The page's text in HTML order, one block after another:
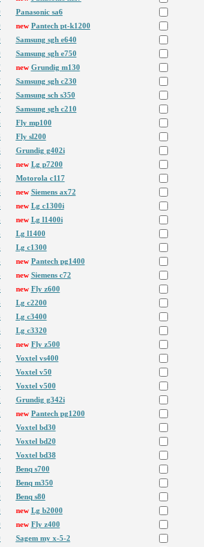
Panasonic sa6
new Pantech pt-k1200
Samsung sgh e640
Samsung sgh e750
new Grundig m130
Samsung sgh c230
Samsung sch s350
Samsung sgh c210
Fly mp100
Fly sl200
Grundig g402i
new Lg p7200
Motorola c117
new Siemens ax72
new Lg c1300i
new Lg l1400i
Lg l1400
Lg c1300
new Pantech pg1400
new Siemens c72
new Fly z600
Lg c2200
Lg c3400
Lg c3320
new Fly z500
Voxtel vs400
Voxtel v50
Voxtel v500
Grundig g342i
new Pantech pg1200
Voxtel bd30
Voxtel bd20
Voxtel bd38
Benq s700
Benq m350
Benq s80
new Lg b2000
new Fly z400
Sagem my x-5-2